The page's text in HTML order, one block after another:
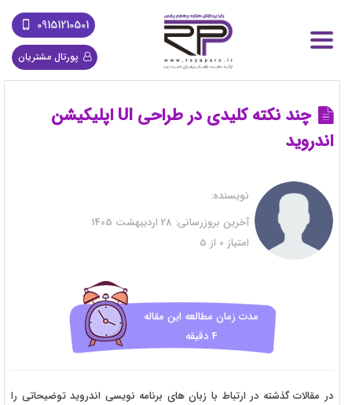
09151210501
پورتال مشتریان
چند نکته کلیدی در طراحی UI اپلیکیشن
اندروید
نویسنده:
آخرین بروزرسانی:
امتیاز 0 از 5
مدت زمان مطالعه این مقاله
4 دقیقه
در مقالات گذشته در ارتباط با زبان های برنامه نویسی اندروید توضیحاتی را